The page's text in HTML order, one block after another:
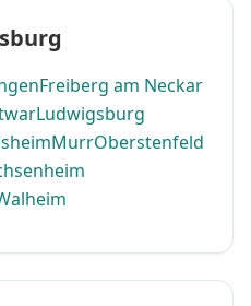
Freiberg am Neckar
Ludwigsburg
MurrOberstenfeld